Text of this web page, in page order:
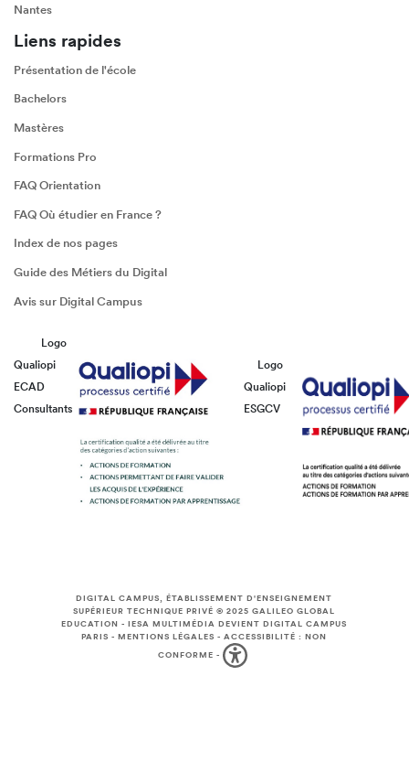
Nantes
Liens rapides
Présentation de l'école
Bachelors
Mastères
Formations Pro
FAQ Orientation
FAQ Où étudier en France ?
Index de nos pages
Guide des Métiers du Digital
Avis sur Digital Campus
Logo
Qualiopi
ECAD
Consultants
Logo
Qualiopi
ESGCV
DIGITAL CAMPUS, ÉTABLISSEMENT D'ENSEIGNEMENT
SUPÉRIEUR TECHNIQUE PRIVÉ © 2025GALILEO GLOBAL
EDUCATION -IESA MULTIMÉDIA DEVIENT DIGITAL CAMPUS
PARIS -MENTIONS LÉGALES -ACCESSIBILITÉ : NON
CONFORME -